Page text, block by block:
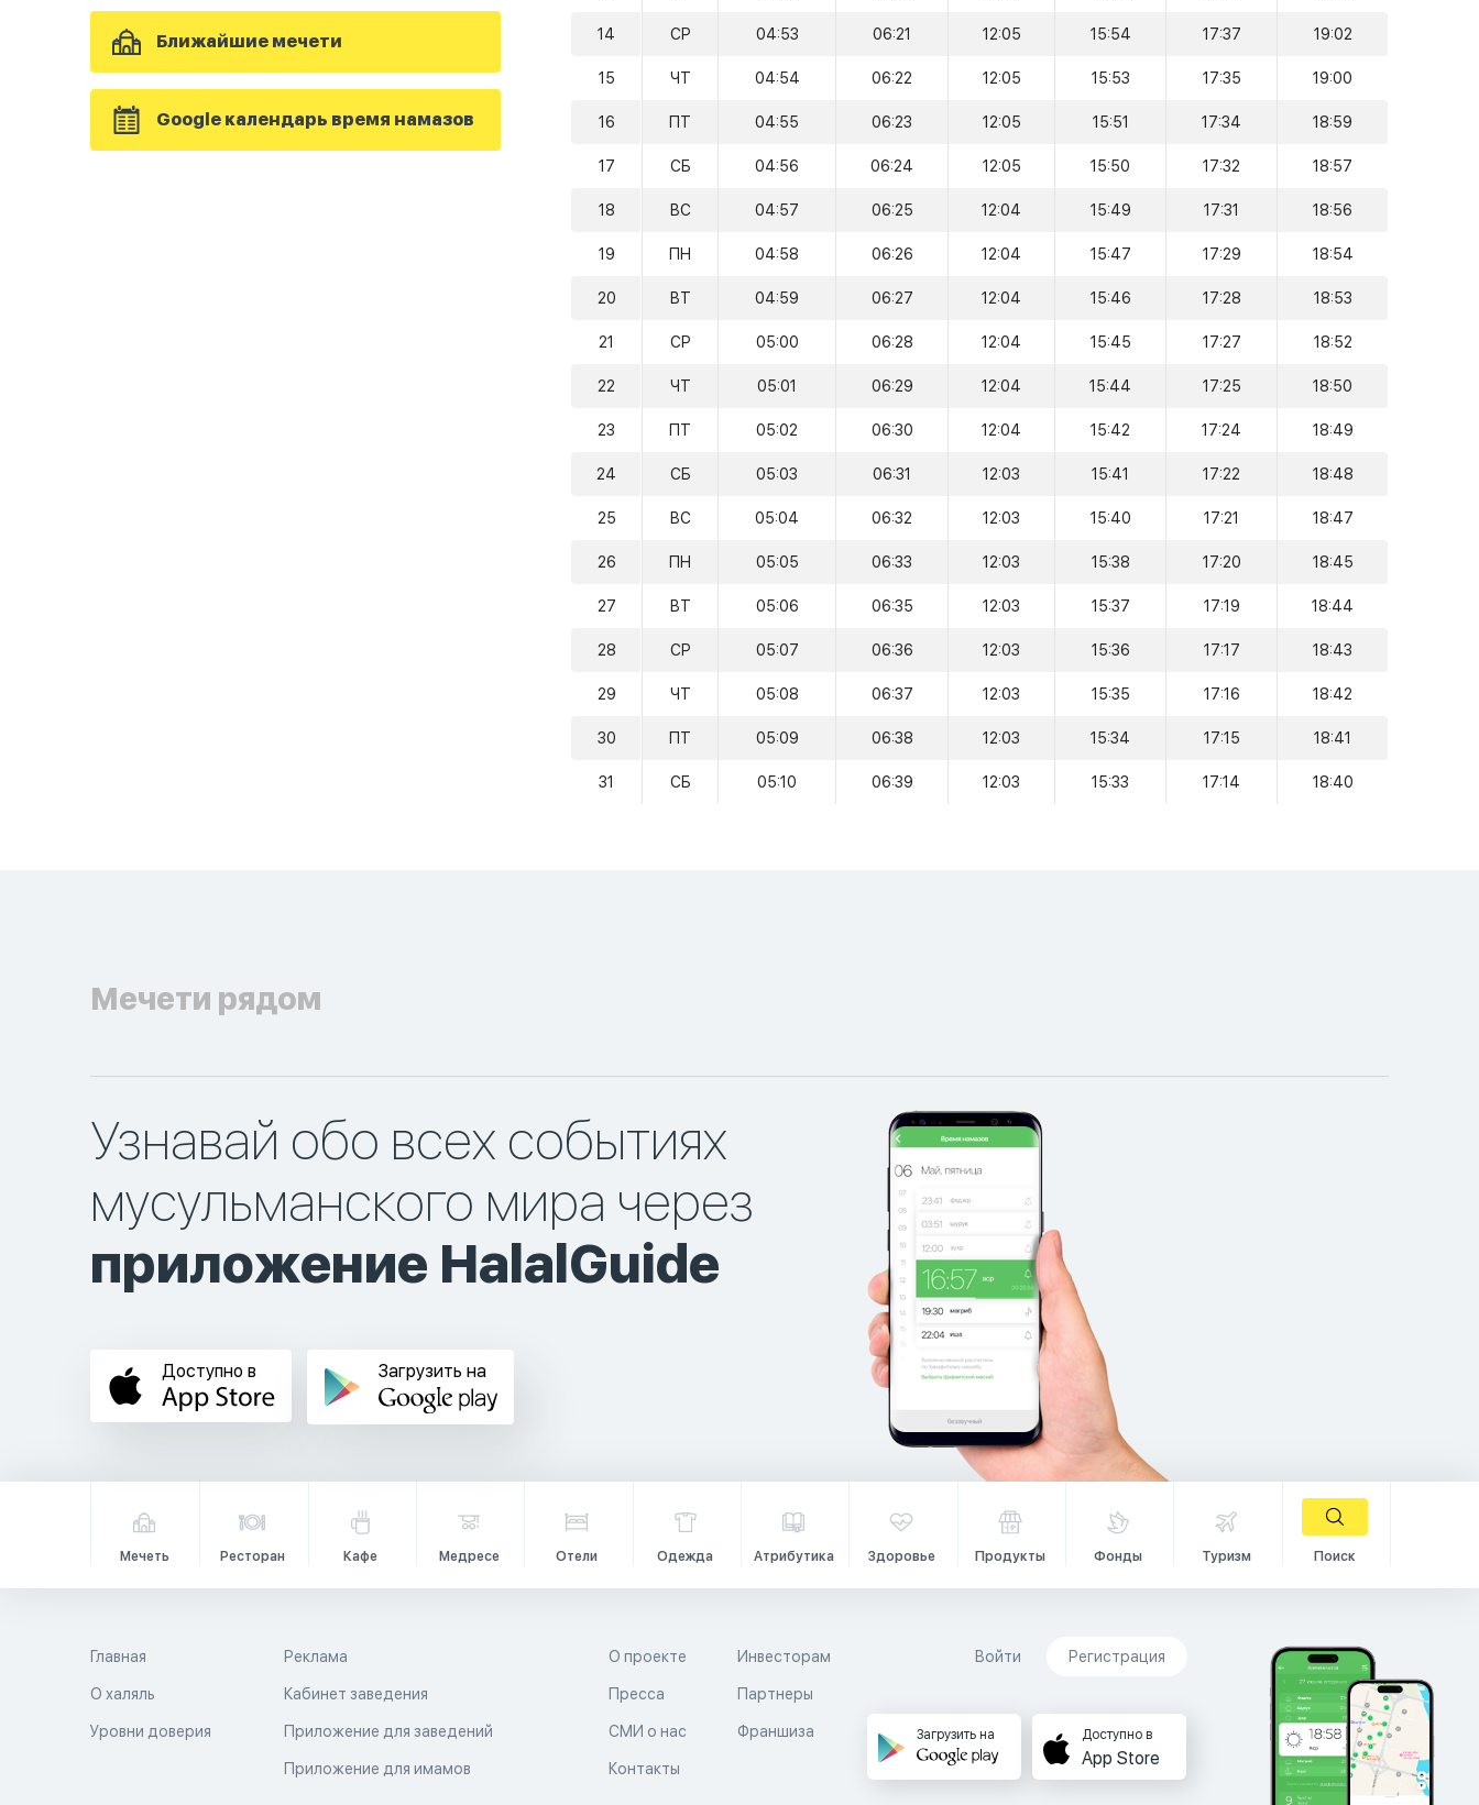
Ближайшие мечети
Google календарь время намазов
14 СР 04:53 06:21 12:05 15:54 17:37 19:02
15 ЧТ 04:54 06:22 12:05 15:53 17:35 19:00
16 ПТ 04:55 06:23 12:05 15:51 17:34 18:59
17 СБ 04:56 06:24 12:05 15:50 17:32 18:57
18 ВС 04:57 06:25 12:04 15:49 17:31 18:56
19 ПН 04:58 06:26 12:04 15:47 17:29 18:54
20 ВТ 04:59 06:27 12:04 15:46 17:28 18:53
21 СР 05:00 06:28 12:04 15:45 17:27 18:52
22 ЧТ 05:01 06:29 12:04 15:44 17:25 18:50
23 ПТ 05:02 06:30 12:04 15:42 17:24 18:49
24 СБ 05:03 06:31 12:03 15:41 17:22 18:48
25 ВС 05:04 06:32 12:03 15:40 17:21 18:47
26 ПН 05:05 06:33 12:03 15:38 17:20 18:45
27 ВТ 05:06 06:35 12:03 15:37 17:19 18:44
28 СР 05:07 06:36 12:03 15:36 17:17 18:43
29 ЧТ 05:08 06:37 12:03 15:35 17:16 18:42
30 ПТ 05:09 06:38 12:03 15:34 17:15 18:41
31 СБ 05:10 06:39 12:03 15:33 17:14 18:40
Мечети рядом
Узнавай обо всех событиях
мусульманского мира через
приложение HalalGuide
Доступно в Загрузить на
Мечеть Ресторан Кафе Медресе Отели Одежда Атрибутика Здоровье Продукты Фонды Туризм Поиск
Главная
О халяль
Уровни доверия
Реклама
Кабинет заведения
Приложение для заведений
Приложение для имамов
О проекте
Пресса
СМИ о нас
Контакты
Инвесторам
Партнеры
Франшиза
Войти Регистрация
Загрузить на Доступно в
App Store